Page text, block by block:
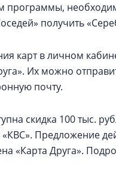
программы,
получить
карт в личном
Их можно
почту.
скидка 100 тыс.
Предложение
«Карта Друга».